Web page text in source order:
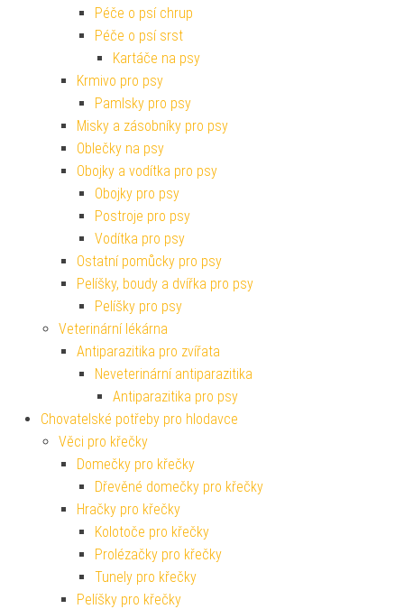
Péče o psí chrup
Péče o psí srst
Kartáče na psy
Krmivo pro psy
Pamlsky pro psy
Misky a zásobníky pro psy
Oblečky na psy
Obojky a vodítka pro psy
Obojky pro psy
Postroje pro psy
Vodítka pro psy
Ostatní pomůcky pro psy
Pelíšky, boudy a dvířka pro psy
Pelíšky pro psy
Veterinární lékárna
Antiparazitika pro zvířata
Neveterinární antiparazitika
Antiparazitika pro psy
Chovatelské potřeby pro hlodavce
Věci pro křečky
Domečky pro křečky
Dřevěné domečky pro křečky
Hračky pro křečky
Kolotoče pro křečky
Prolézačky pro křečky
Tunely pro křečky
Pelíšky pro křečky